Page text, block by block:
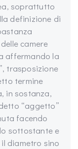
soprattutto
definizione di
camere
affermando la
trasposizione
termine
in sostanza,
“aggetto”
facendo
sottostante e
diametro sino